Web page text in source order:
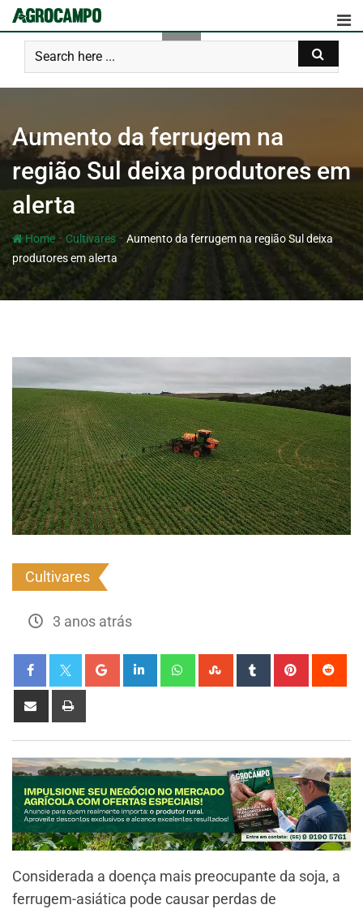
Aumento da ferrugem na
região Sul deixa produtores em
alerta
Home- Cultivares- Aumento da ferrugem na região Sul deixa
produtores em alerta
Cultivares
3 anos atrás
Considerada a doença mais preocupante da soja, a
ferrugem-asiática pode causar perdas de